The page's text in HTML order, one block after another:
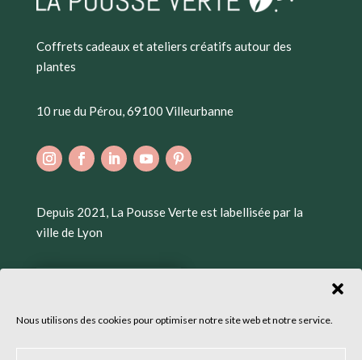
Nous utilisons des cookies pour optimiser notre site web et notre service.
Coffrets cadeaux et ateliers créatifs autour des
plantes
10 rue du Pérou, 69100 Villeurbanne
Depuis 2021, La Pousse Verte est labellisée par la
ville de Lyon